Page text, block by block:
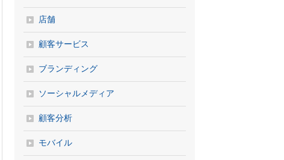
店舗
顧客サービス
ブランディング
ソーシャルメディア
顧客分析
モバイル